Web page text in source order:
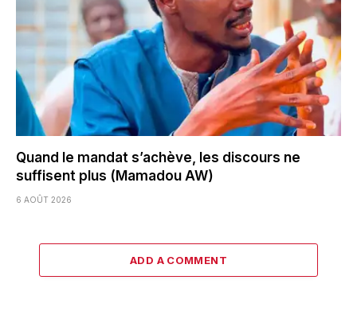
Quand le mandat s’achève, les discours ne
suffisent plus (Mamadou AW)
6 AOÛT 2026
ADD A COMMENT